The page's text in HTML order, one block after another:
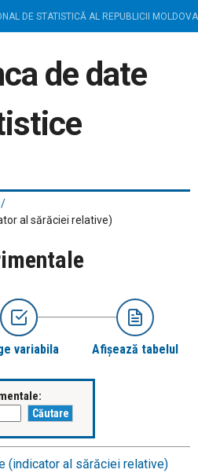
DE STATISTICĂ AL REPUBLICII MOLDOVA
de date
/
al sărăciei relative)
variabila Afișează tabelul
(indicator al sărăciei relative)